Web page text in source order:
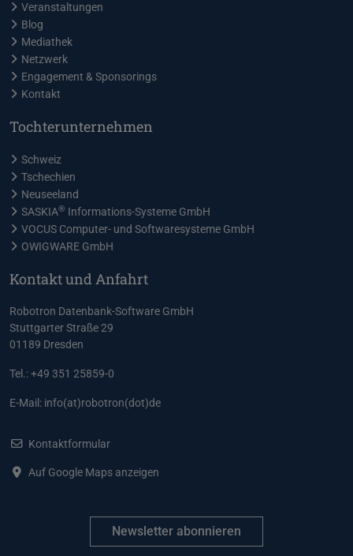
Veranstaltungen
Blog
Mediathek
Netzwerk
Engagement & Sponsorings
Kontakt
Tochterunternehmen
Schweiz
Tschechien
Neuseeland
SASKIA® Informations-Systeme GmbH
VOCUS Computer- und Softwaresysteme GmbH
OWIGWARE GmbH
Kontakt und Anfahrt
Robotron Datenbank-Software GmbH
Stuttgarter Straße 29
01189 Dresden
Tel.: +49 351 25859-0
E-Mail: info(at)robotron(dot)de
Kontaktformular
Auf Google Maps anzeigen
Newsletter abonnieren